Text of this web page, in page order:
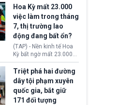
(FBI), Cơ quan Tình báo
Trung ương (CIA) và Bộ
Ngoại giao (DOS).
trước Đài tưởng niệm
Lincoln bị phá hoại. Lãnh
đạo Nhà Trắng yêu cầu
Bộ Tư pháp (DOJ) xem
xét lại quyết định hủy
truy tố những cá nhân bị
nghi ngờ làm hư hại
công trình.
Hoa Kỳ mất 23.000
việc làm trong tháng
7, thị trường lao
động đang bất ổn?
(TAP) - Nền kinh tế Hoa
Kỳ bất ngờ mất 23.000
việc làm vào tháng 7,
cho thấy thị trường lao
động có dấu hiệu suy
yếu sau thời gian duy trì
tương đối ổn định suốt
nửa năm 2026.
Triệt phá hai đường
dây tội phạm xuyên
quốc gia, bắt giữ
171 đối tượng